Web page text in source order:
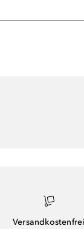
Versandkostenfrei